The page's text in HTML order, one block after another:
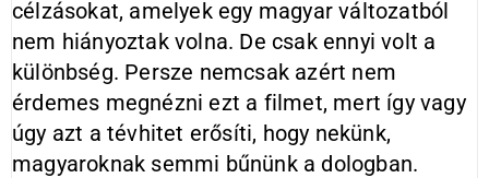
célzásokat, amelyek egy magyar változatból
nem hiányoztak volna. De csak ennyi volt a
különbség. Persze nemcsak azért nem
érdemes megnézni ezt a filmet, mert így vagy
úgy azt a tévhitet erősíti, hogy nekünk,
magyaroknak semmi bűnünk a dologban.